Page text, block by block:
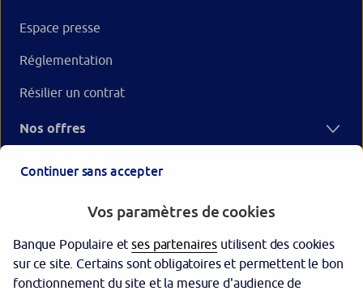
Espace presse
Réglementation
Résilier un contrat
Nos offres
Continuer sans accepter
Vos paramètres de cookies
Banque Populaire etses partenaires utilisent des cookies
sur ce site. Certains sont obligatoires et permettent le bon
fonctionnement du site et la mesure d'audience de